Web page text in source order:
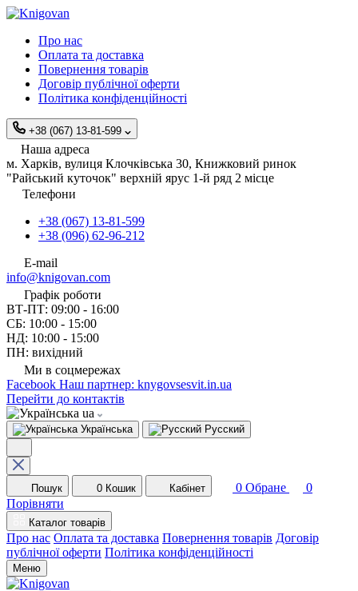
Про нас
Оплата та доставка
Повернення товарів
Договір публічної оферти
Політика конфіденційності
+38 (067) 13-81-599
Наша адреса
м. Харків, вулиця Клочківська 30, Книжковий ринок
"Райський куточок" верхній ярус 1-й ряд 2 місце
Телефони
+38 (067) 13-81-599
+38 (096) 62-96-212
E-mail
info@knigovan.com
Графік роботи
ВТ-ПТ: 09:00 - 16:00
СБ: 10:00 - 15:00
НД: 10:00 - 15:00
ПН: вихідний
Ми в соцмережах
Facebook Наш партнер: knygovsesvit.in.ua
Перейти до контактів
ua
Українська Русский
Пошук 0 Кошик Кабінет 0 Обране
0
Порівняти
Каталог товарів
Про нас Оплата та доставка Повернення товарів Договір
публічної оферти Політика конфіденційності
Меню